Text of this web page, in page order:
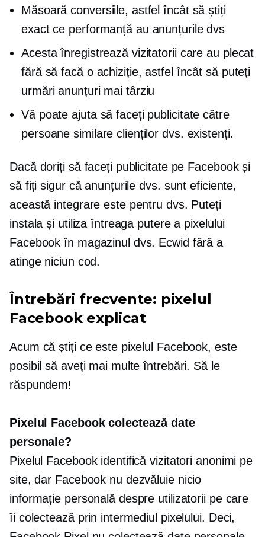
Măsoară conversiile, astfel încât să știți
exact ce performanță au anunțurile dvs
Acesta înregistrează vizitatorii care au plecat
fără să facă o achiziție, astfel încât să puteți
urmări anunțuri mai târziu
Vă poate ajuta să faceți publicitate către
persoane similare clienților dvs. existenți.
Dacă doriți să faceți publicitate pe Facebook și
să fiți sigur că anunțurile dvs. sunt eficiente,
această integrare este pentru dvs. Puteți
instala și utiliza întreaga putere a pixelului
Facebook în magazinul dvs. Ecwid fără a
atinge niciun cod.
Întrebări frecvente: pixelul
Facebook explicat
Acum că știți ce este pixelul Facebook, este
posibil să aveți mai multe întrebări. Să le
răspundem!
Pixelul Facebook colectează date
personale?
Pixelul Facebook identifică vizitatori anonimi pe
site, dar Facebook nu dezvăluie nicio
informație personală despre utilizatorii pe care
îi colectează prin intermediul pixelului. Deci,